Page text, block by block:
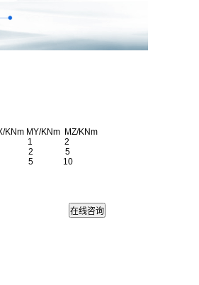
MY/KNm MZ/KNm
20 1 1 2
500 2 2 5
100 5 5 10